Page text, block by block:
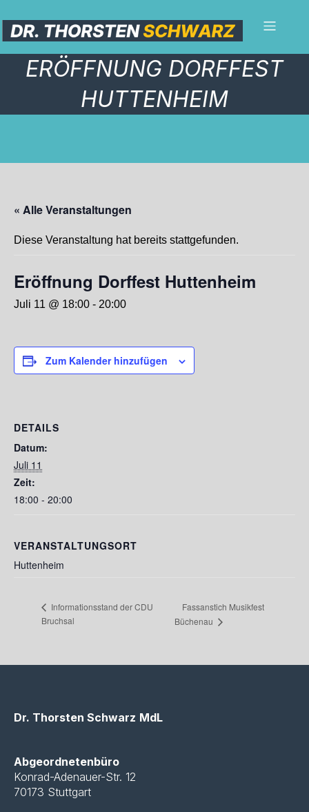
ERÖFFNUNG DORFFEST
HUTTENHEIM
« Alle Veranstaltungen
Diese Veranstaltung hat bereits stattgefunden.
Eröffnung Dorffest Huttenheim
Juli 11 @ 18:00 - 20:00
Zum Kalender hinzufügen
DETAILS
Datum:
Juli 11
Zeit:
18:00 - 20:00
VERANSTALTUNGSORT
Huttenheim
Informationsstand der CDU
Bruchsal
Fassanstich Musikfest
Büchenau
Dr. Thorsten Schwarz MdL
Abgeordnetenbüro
Konrad-Adenauer-Str. 12
70173 Stuttgart